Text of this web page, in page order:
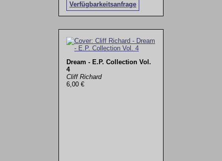
Verfügbarkeitsanfrage
Dream - E.P. Collection Vol.
4
Cliff Richard
6,00 €